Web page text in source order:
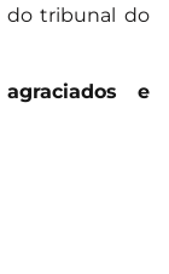
do tribunal do
e